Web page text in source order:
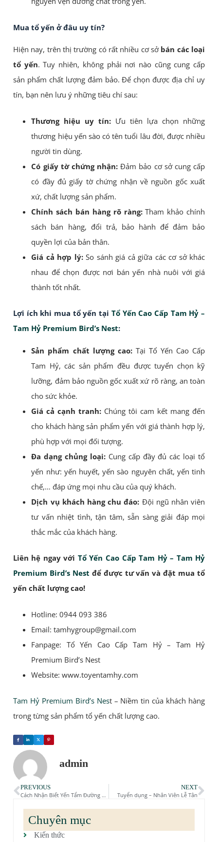
Mua tổ yến ở đâu uy tín?
Hiện nay, trên thị trường có rất nhiều cơ sở bán các loại
tổ yến. Tuy nhiên, không phải nơi nào cũng cung cấp
sản phẩm chất lượng đảm bảo. Để chọn được địa chỉ uy
tín, bạn nên lưu ý những tiêu chí sau:
Thương hiệu uy tín: Ưu tiên lựa chọn những
thương hiệu yến sào có tên tuổi lâu đời, được nhiều
người tin dùng.
Có giấy tờ chứng nhận: Đảm bảo cơ sở cung cấp
có đầy đủ giấy tờ chứng nhận về nguồn gốc xuất
xứ, chất lượng sản phẩm.
Chính sách bán hàng rõ ràng:Tham khảo chính
sách bán hàng, đổi trả, bảo hành để đảm bảo
quyền lợi của bản thân.
Giá cả hợp lý:So sánh giá cả giữa các cơ sở khác
nhau để chọn được nơi bán yến nhà nuôi với giá
thành tốt nhất.
Lợi ích khi mua tổ yến tại Tổ Yến Cao Cấp Tam Hỷ –
Tam Hỷ Premium Bird’s Nest:
Sản phẩm chất lượng cao:Tại Tổ Yến Cao Cấp
Tam Hỷ, các sản phẩm đều được tuyển chọn kỹ
lưỡng, đảm bảo nguồn gốc xuất xứ rõ ràng, an toàn
cho sức khỏe.
Giá cả cạnh tranh: Chúng tôi cam kết mang đến
cho khách hàng sản phẩm yến với giá thành hợp lý,
phù hợp với mọi đối tượng.
Đa dạng chủng loại: Cung cấp đầy đủ các loại tổ
yến như: yến huyết, yến sào nguyên chất, yến tinh
chế,… đáp ứng mọi nhu cầu của quý khách.
Dịch vụ khách hàng chu đáo: Đội ngũ nhân viên
tư vấn nhiệt tình, tận tâm, sẵn sàng giải đáp mọi
thắc mắc của khách hàng.
Liên hệ ngay với Tổ Yến Cao Cấp Tam Hỷ – Tam Hỷ
Premium Bird’s Nest để được tư vấn và đặt mua tổ
yến chất lượng cao!
Hotline: 0944 093 386
Email: tamhygroup@gmail.com
Fanpage: Tổ Yến Cao Cấp Tam Hỷ – Tam Hỷ
Premium Bird’s Nest
Website: www.toyentamhy.com
Tam Hỷ Premium Bird’s Nest – Niềm tin của khách hàng
trong từng sản phẩm tổ yến chất lượng cao.
admin
PREVIOUS
Cách Nhận Biết Yến Tẩm Đường Chính Xác 100%
NEXT
Tuyển dụng – Nhân Viên Lễ Tân
Chuyên mục
Kiến thức